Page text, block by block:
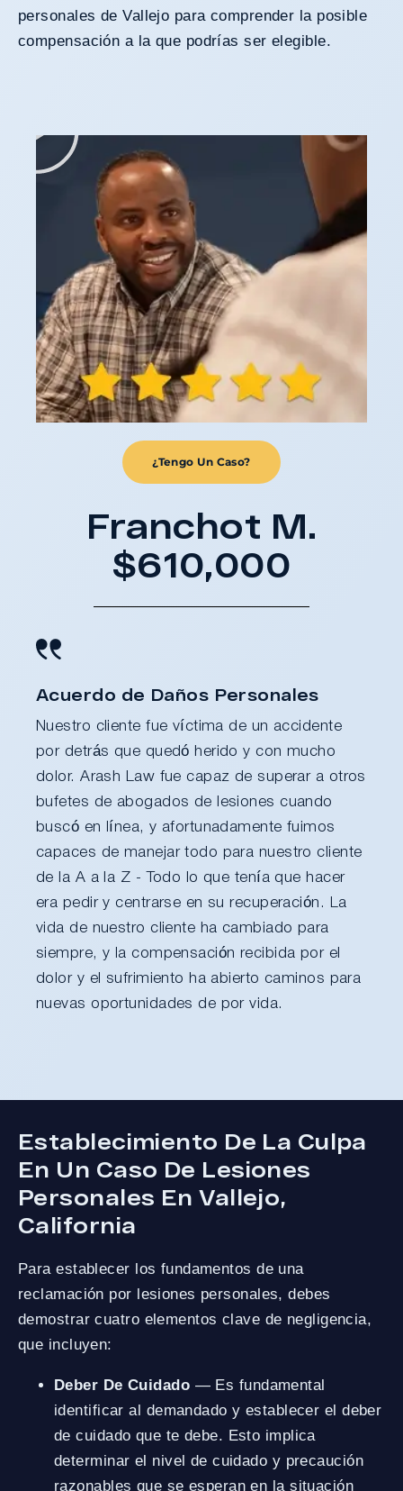
personales de Vallejo para comprender la posible
compensación a la que podrías ser elegible.
¿Tengo Un Caso?
Franchot M.
$610,000
Acuerdo de Daños Personales
Nuestro cliente fue víctima de un accidente
por detrás que quedó herido y con mucho
dolor. Arash Law fue capaz de superar a otros
bufetes de abogados de lesiones cuando
buscó en línea, y afortunadamente fuimos
capaces de manejar todo para nuestro cliente
de la A a la Z - Todo lo que tenía que hacer
era pedir y centrarse en su recuperación. La
vida de nuestro cliente ha cambiado para
siempre, y la compensación recibida por el
dolor y el sufrimiento ha abierto caminos para
nuevas oportunidades de por vida.
Establecimiento De La Culpa
En Un Caso De Lesiones
Personales En Vallejo,
California
Para establecer los fundamentos de una
reclamación por lesiones personales, debes
demostrar cuatro elementos clave de negligencia,
que incluyen:
Deber De Cuidado — Es fundamental
identificar al demandado y establecer el deber
de cuidado que te debe. Esto implica
determinar el nivel de cuidado y precaución
razonables que se esperan en la situación